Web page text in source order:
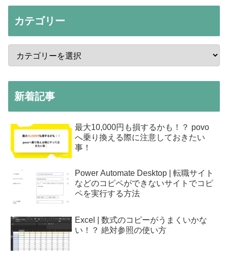
カテゴリー
新着記事
最大10,000円も損するかも！？ povo
へ乗り換える際に注意しておきたい
事！
Power Automate Desktop | 転職サイト
などのコピペができないサイトでコピ
ペを実行する方法
Excel | 数式のコピーがうまくいかな
い！？ 絶対参照の使い方